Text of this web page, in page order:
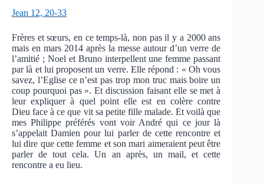
Jean 12, 20-33
Frères et sœurs, en ce temps-là, non pas il y a 2000 ans
mais en mars 2014 après la messe autour d’un verre de
l’amitié ; Noel et Bruno interpellent une femme passant
par là et lui proposent un verre. Elle répond : « Oh vous
savez, l’Eglise ce n’est pas trop mon truc mais boire un
coup pourquoi pas ». Et discussion faisant elle se met à
leur expliquer à quel point elle est en colère contre
Dieu face à ce que vit sa petite fille malade. Et voilà que
mes Philippe préférés vont voir André qui ce jour là
s’appelait Damien pour lui parler de cette rencontre et
lui dire que cette femme et son mari aimeraient peut être
parler de tout cela. Un an après, un mail, et cette
rencontre a eu lieu.